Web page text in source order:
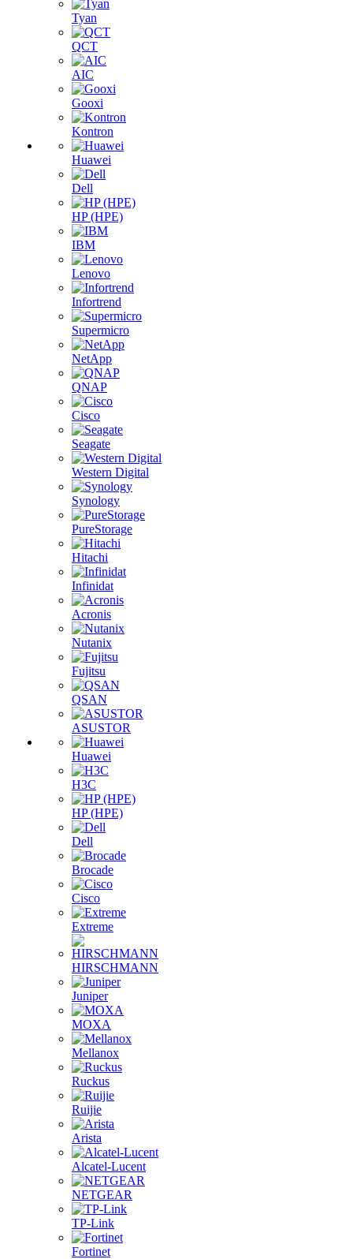
Tyan
QCT
AIC
Gooxi
Kontron
Huawei
Dell
HP (HPE)
IBM
Lenovo
Infortrend
Supermicro
NetApp
QNAP
Cisco
Seagate
Western Digital
Synology
PureStorage
Hitachi
Infinidat
Acronis
Nutanix
Fujitsu
QSAN
ASUSTOR
Huawei
H3C
HP (HPE)
Dell
Brocade
Cisco
Extreme
HIRSCHMANN
Juniper
MOXA
Mellanox
Ruckus
Ruijie
Arista
Alcatel-Lucent
NETGEAR
TP-Link
Fortinet